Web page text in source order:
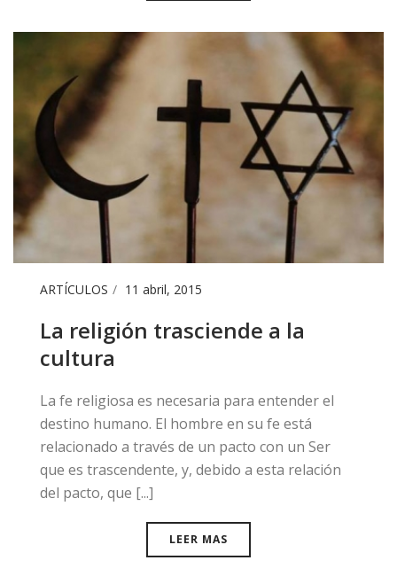
ARTÍCULOS 11 abril, 2015
La religión trasciende a la
cultura
La fe religiosa es necesaria para entender el
destino humano. El hombre en su fe está
relacionado a través de un pacto con un Ser
que es trascendente, y, debido a esta relación
del pacto, que [...]
LEER MAS